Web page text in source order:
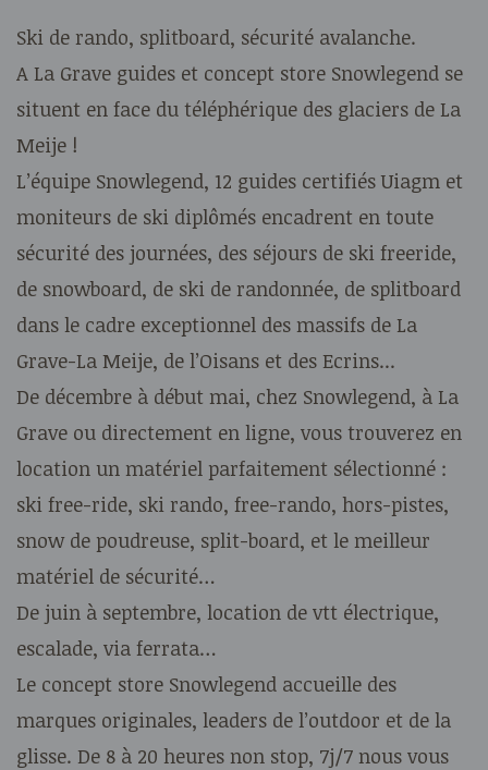
Ski de rando, splitboard, sécurité avalanche.
A La Grave guides et concept store Snowlegend se
situent en face du téléphérique des glaciers de La
Meije !
L’équipe Snowlegend, 12 guides certifiés Uiagm et
moniteurs de ski diplômés encadrent en toute
sécurité des journées, des séjours de ski freeride,
de snowboard, de ski de randonnée, de splitboard
dans le cadre exceptionnel des massifs de La
Grave-La Meije, de l’Oisans et des Ecrins...
De décembre à début mai, chez Snowlegend, à La
Grave ou directement en ligne, vous trouverez en
location un matériel parfaitement sélectionné :
ski free-ride, ski rando, free-rando, hors-pistes,
snow de poudreuse, split-board, et le meilleur
matériel de sécurité…
De juin à septembre, location de vtt électrique,
escalade, via ferrata…
Le concept store Snowlegend accueille des
marques originales, leaders de l’outdoor et de la
glisse. De 8 à 20 heures non stop, 7j/7 nous vous